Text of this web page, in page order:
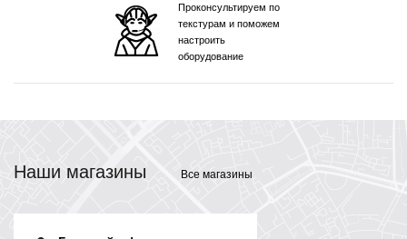
Проконсультируем по
текстурам и поможем
настроить
оборудование
Наши магазины Все магазины